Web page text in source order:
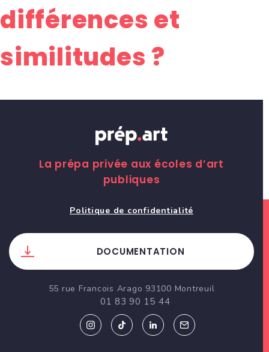
différences et
similitudes ?
La prépa privée aux écoles d’art
publiques
Politique de confidentialité
DOCUMENTATION
55 rue Francois Arago 93100 Montreuil
01 83 90 15 44